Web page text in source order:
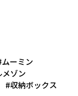
ーミン
ゾン
#収納ボックス